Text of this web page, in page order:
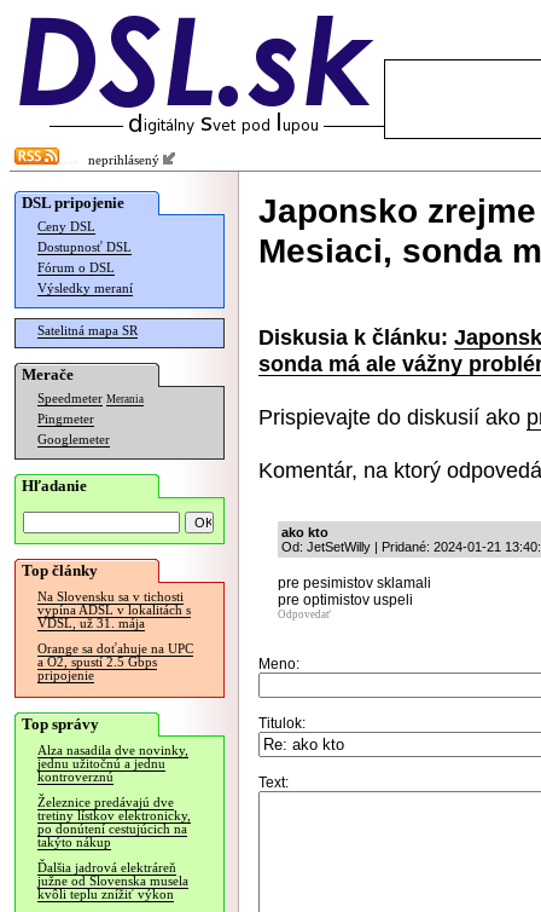
neprihlásený
DSL pripojenie
Ceny DSL
Dostupnosť DSL
Fórum o DSL
Výsledky meraní
Satelitná mapa SR
Merače
Speedmeter Merania
Pingmeter
Googlemeter
Hľadanie
Top články
Na Slovensku sa v tichosti
vypína ADSL v lokalitách s
VDSL, už 31. mája
Orange sa doťahuje na UPC
a O2, spustí 2.5 Gbps
pripojenie
Top správy
Alza nasadila dve novinky,
jednu užitočnú a jednu
kontroverznú
Železnice predávajú dve
tretiny lístkov elektronicky,
po donútení cestujúcich na
takýto nákup
Ďalšia jadrová elektráreň
južne od Slovenska musela
kvôli teplu znížiť výkon
Japonsko
Mesiaci, sonda
Diskusia k článku:
sonda má ale vážny
Prispievajte do diskusií ako
Komentár, na ktorý
ako kto
Od: JetSetWilly | Pridané: 2024-01-21
pre pesimistov sklamali
pre optimistov uspeli
Odpovedať
Meno:
Titulok:
Text: